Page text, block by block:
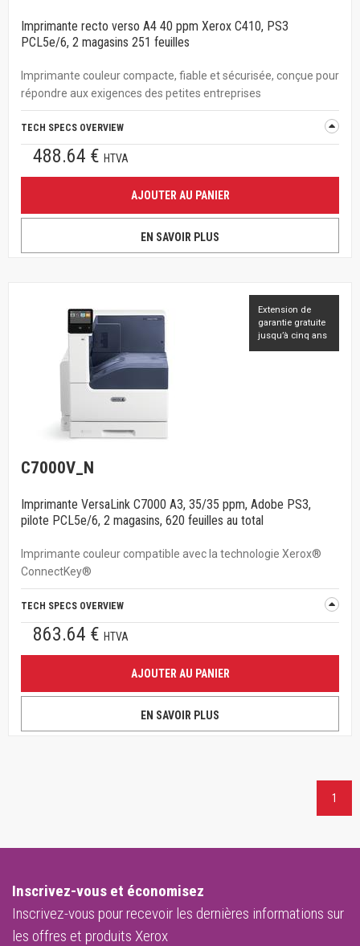
Imprimante recto verso A4 40 ppm Xerox C410, PS3
PCL5e/6, 2 magasins 251 feuilles
Imprimante couleur compacte, fiable et sécurisée, conçue pour
répondre aux exigences des petites entreprises
TECH SPECS OVERVIEW
488.64 € HTVA
AJOUTER AU PANIER
EN SAVOIR PLUS
Extension de
garantie gratuite
jusqu’à cinq ans
C7000V_N
Imprimante VersaLink C7000 A3, 35/35 ppm, Adobe PS3,
pilote PCL5e/6, 2 magasins, 620 feuilles au total
Imprimante couleur compatible avec la technologie Xerox®
ConnectKey®
TECH SPECS OVERVIEW
863.64 € HTVA
AJOUTER AU PANIER
EN SAVOIR PLUS
1
Inscrivez-vous et économisez
Inscrivez-vous pour recevoir les dernières informations sur
les offres et produits Xerox